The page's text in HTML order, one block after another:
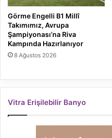
Görme Engelli B1 Millî
Takımımız, Avrupa
Şampiyonası’na Riva
Kampında Hazırlanıyor
8 Ağustos 2026
Vitra Erişilebilir Banyo